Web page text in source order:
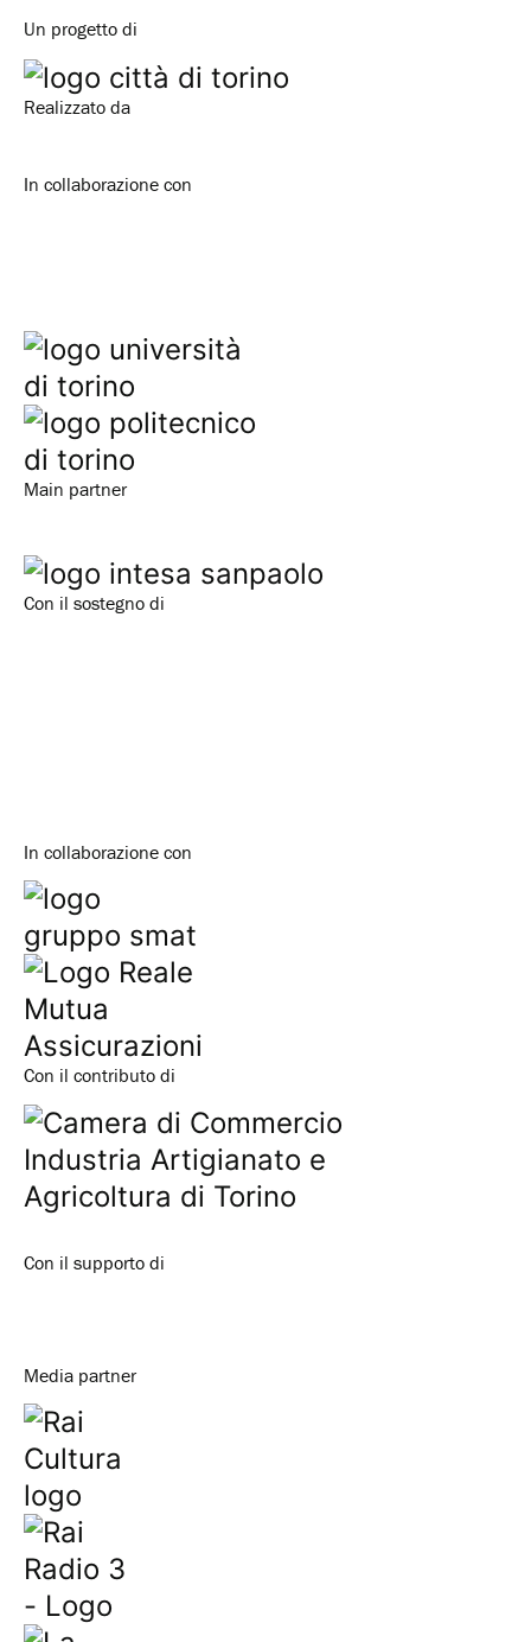
Un progetto di
Realizzato da
In collaborazione con
Main partner
Con il sostegno di
In collaborazione con
Con il contributo di
Con il supporto di
Media partner